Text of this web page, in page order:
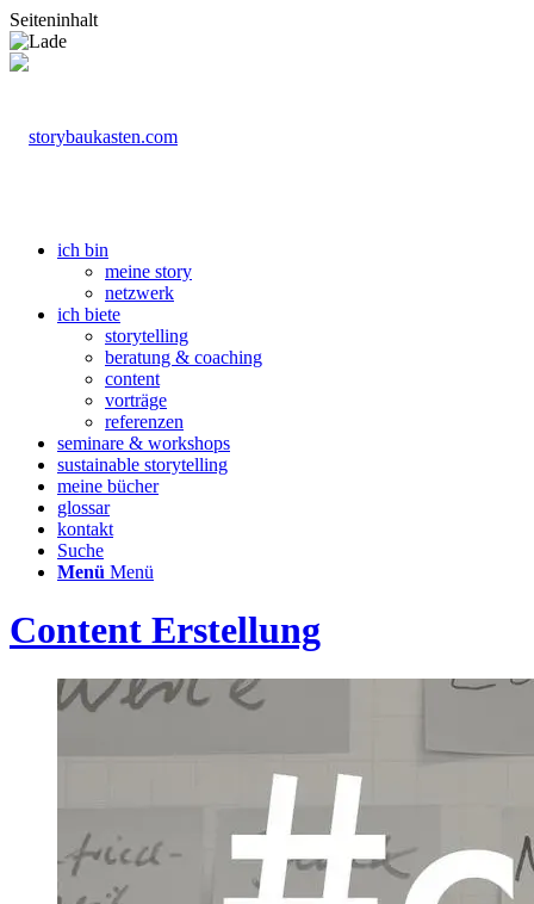
Seiteninhalt
ich bin
meine story
netzwerk
ich biete
storytelling
beratung & coaching
content
vorträge
referenzen
seminare & workshops
sustainable storytelling
meine bücher
glossar
kontakt
Suche
Menü Menü
Content Erstellung